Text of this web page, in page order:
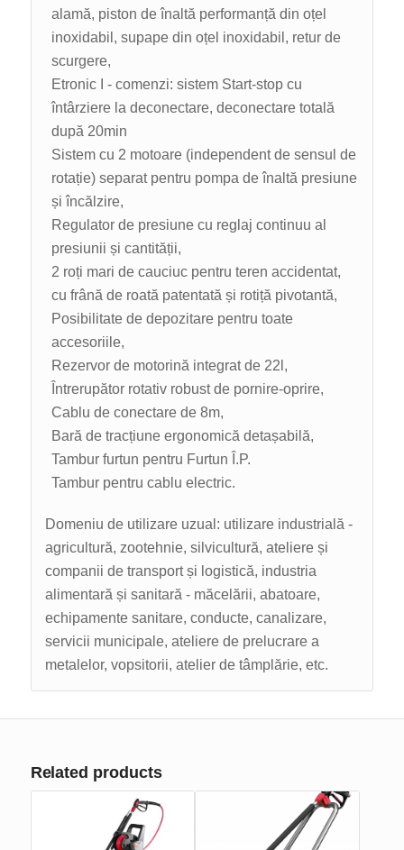
alamă, piston de înaltă performanță din oțel
inoxidabil, supape din oțel inoxidabil, retur de
scurgere,
Etronic I - comenzi: sistem Start-stop cu
întârziere la deconectare, deconectare totală
după 20min
Sistem cu 2 motoare (independent de sensul de
rotație) separat pentru pompa de înaltă presiune
și încălzire,
Regulator de presiune cu reglaj continuu al
presiunii și cantității,
2 roți mari de cauciuc pentru teren accidentat,
cu frână de roată patentată și rotiță pivotantă,
Posibilitate de depozitare pentru toate
accesoriile,
Rezervor de motorină integrat de 22l,
Întrerupător rotativ robust de pornire-oprire,
Cablu de conectare de 8m,
Bară de tracțiune ergonomică detașabilă,
Tambur furtun pentru Furtun Î.P.
Tambur pentru cablu electric.
Domeniu de utilizare uzual: utilizare industrială -
agricultură, zootehnie, silvicultură, ateliere și
companii de transport și logistică, industria
alimentară și sanitară - măcelării, abatoare,
echipamente sanitare, conducte, canalizare,
servicii municipale, ateliere de prelucrare a
metalelor, vopsitorii, atelier de tâmplărie, etc.
Related products